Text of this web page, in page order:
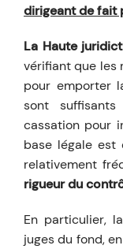
dirigeant de fait
La Haute
vérifiant que les
pour emporter
sont
cassation pour
base légale est
relativement
rigueur du
En particulier,
juges du fond,